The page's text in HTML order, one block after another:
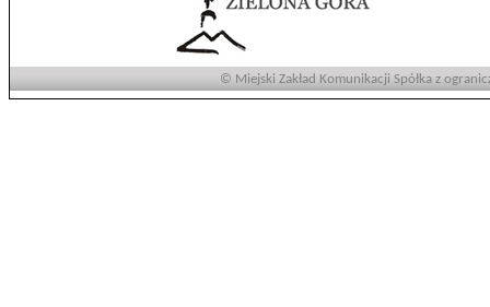
© Miejski Zakład Komunikacji Spółka z